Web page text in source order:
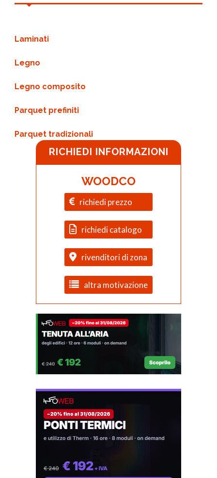
Laminati
Legno
Legno composito
Parquet prefiniti
Parquet tradizionali
RICHIEDI INFORMAZIONI
WOODCO
richiedi prezzo
richiedi catalogo
rivenditori di zona
altra motivazione